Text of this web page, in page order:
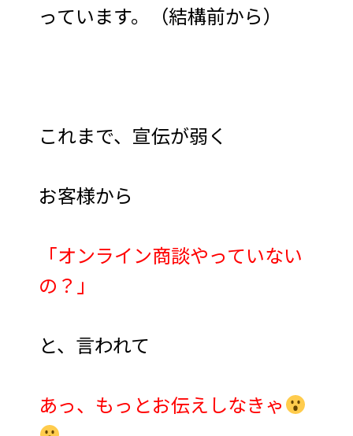
っています。（結構前から）
これまで、宣伝が弱く
お客様から
「オンライン商談やっていない
の？」
と、言われて
あっ、もっとお伝えしなきゃ